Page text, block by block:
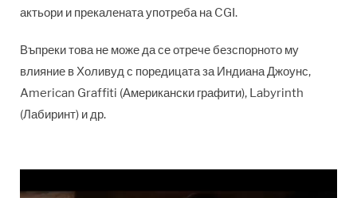
актьори и прекалената употреба на CGI.
Въпреки това не може да се отрече безспорното му
влияние в Холивуд с поредицата за Индиана Джоунс,
American Graffiti (Американски графити), Labyrinth
(Лабиринт) и др.